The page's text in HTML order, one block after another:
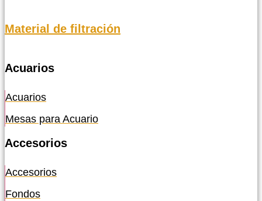
Material de filtración
Acuarios
Acuarios
Mesas para Acuario
Accesorios
Accesorios
Fondos